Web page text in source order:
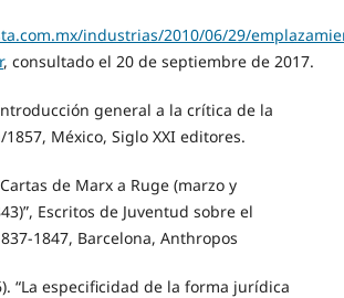
industrias/2010/06/29/
, consultado el 20 de septiembre de 2017.
general a la crítica de la
México, Siglo XXI editores.
de Marx a Ruge (marzo y
Escritos de Juventud sobre el
1847, Barcelona, Anthropos
“La especificidad de la forma jurídica